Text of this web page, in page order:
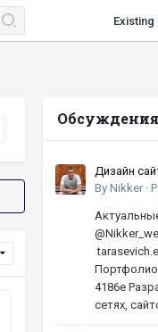
Existing
Обсуждения
Дизайн
баннеров,
By Nikker ·
4186e
сетях,